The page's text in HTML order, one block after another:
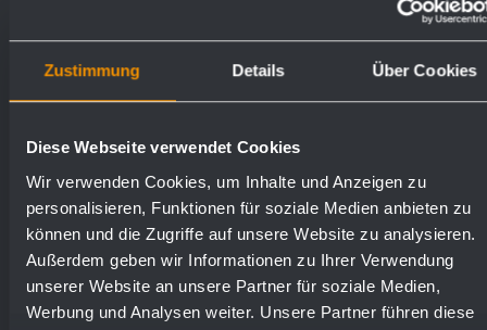
Zustimmung Details Über Cookies
Diese Webseite verwendet Cookies
Wir verwenden Cookies, um Inhalte und Anzeigen zu
personalisieren, Funktionen für soziale Medien anbieten zu
können und die Zugriffe auf unsere Website zu analysieren.
Außerdem geben wir Informationen zu Ihrer Verwendung
unserer Website an unsere Partner für soziale Medien,
Werbung und Analysen weiter. Unsere Partner führen diese
Wand-Boden-Stützgriff aus Edelstahl
(Chromnickelstahl WN 1.4301),
Rohraußendurchmesser 32 mm, Oberfläche
matt geschliffen. Wand-/Bodenbefestigungen
mit 8-Punkt-Befestigungsplatte  frei drehbar und